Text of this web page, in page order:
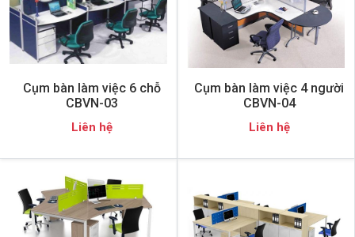
Cụm bàn làm việc 6 chỗ
CBVN-03
Liên hệ
Cụm bàn làm việc 4 người
CBVN-04
Liên hệ